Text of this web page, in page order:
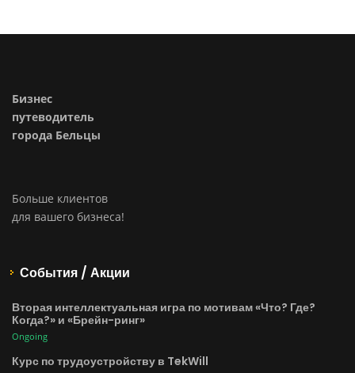
Бизнес
путеводитель
города Бельцы
Больше клиентов
для вашего бизнеса!
События / Акции
Вторая интеллектуальная игра по мотивам «Что? Где?
Когда?» и «Брейн-ринг»
Ongoing
Курс по трудоустройству в TekWill